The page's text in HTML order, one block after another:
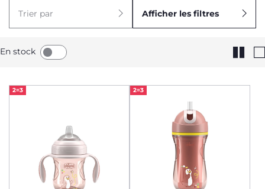
Trier par Afficher les filtres
En stock
2=3 2=3